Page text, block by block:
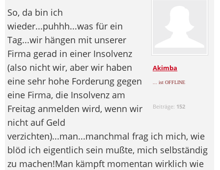
Akimba
... ist OFFLINE
Beiträge: 152
So, da bin ich
wieder...puhhh...was für ein
Tag...wir hängen mit unserer
Firma gerad in einer Insolvenz
(also nicht wir, aber wir haben
eine sehr hohe Forderung gegen
eine Firma, die Insolvenz am
Freitag anmelden wird, wenn wir
nicht auf Geld
verzichten)...man...manchmal frag ich mich, wie
blöd ich eigentlich sein mußte, mich selbständig
zu machen!Man kämpft momentan wirklich wie